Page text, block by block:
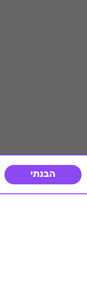
דברו איתנו
הבנתי